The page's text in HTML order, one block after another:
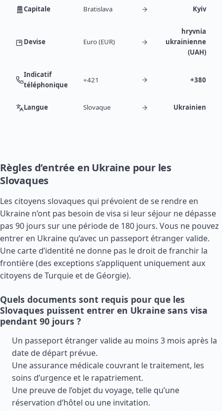
Capitale Bratislava Kyiv
Devise Euro (EUR)
hryvnia
ukrainienne
(UAH)
Indicatif
téléphonique
+421 +380
Langue Slovaque Ukrainien
Règles d’entrée en Ukraine pour les
Slovaques
Les citoyens slovaques qui prévoient de se rendre en
Ukraine n’ont pas besoin de visa si leur séjour ne dépasse
pas 90 jours sur une période de 180 jours. Vous ne pouvez
entrer en Ukraine qu’avec un passeport étranger valide.
Une carte d’identité ne donne pas le droit de franchir la
frontière (des exceptions s’appliquent uniquement aux
citoyens deTurquie et de Géorgie).
Quels documents sont requis pour que les
Slovaques puissent entrer en Ukraine sans visa
pendant 90 jours ?
Un passeport étranger valide au moins 3 mois après la
date de départ prévue.
Une assurance médicale couvrant le traitement, les
soins d’urgence et le rapatriement.
Une preuve de l’objet du voyage, telle qu’une
réservation d’hôtel ou une invitation.